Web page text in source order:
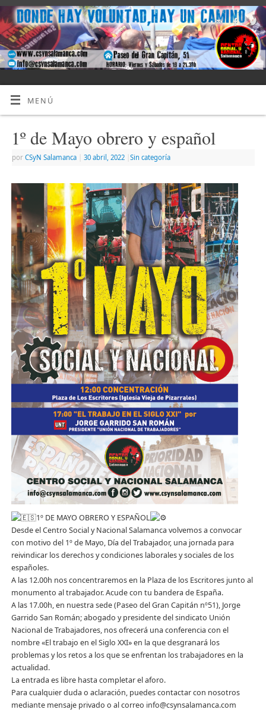
MENÚ
1º de Mayo obrero y español
por CSyN Salamanca 30 abril, 2022 Sin categoría
1º DE MAYO OBRERO Y ESPAÑOL
Desde el Centro Social y Nacional Salamanca volvemos a convocar
con motivo del 1º de Mayo, Día del Trabajador, una jornada para
reivindicar los derechos y condiciones laborales y sociales de los
españoles.
A las 12.00h nos concentraremos en la Plaza de los Escritores junto al
monumento al trabajador. Acude con tu bandera de España.
A las 17.00h, en nuestra sede (Paseo del Gran Capitán nº51), Jorge
Garrido San Román; abogado y presidente del sindicato Unión
Nacional de Trabajadores, nos ofrecerá una conferencia con el
nombre «El trabajo en el Siglo XXI» en la que desgranará los
problemas y los retos a los que se enfrentan los trabajadores en la
actualidad.
La entrada es libre hasta completar el aforo.
Para cualquier duda o aclaración, puedes contactar con nosotros
mediante mensaje privado o al correo info@csynsalamanca.com